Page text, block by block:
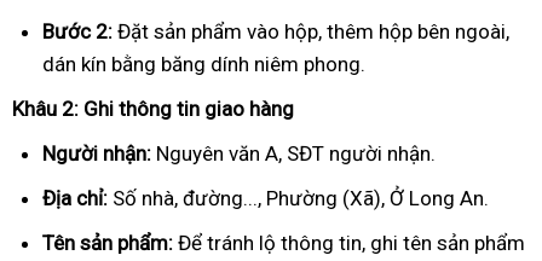
Bước 2: Đặt sản phẩm vào hộp, thêm hộp bên ngoài,
dán kín bằng băng dính niêm phong.
Khâu 2: Ghi thông tin giao hàng
Người nhận: Nguyên văn A, SĐT người nhận.
Địa chỉ: Số nhà, đường..., Phường (Xã), Ở Long An.
Tên sản phẩm: Để tránh lộ thông tin, ghi tên sản phẩm